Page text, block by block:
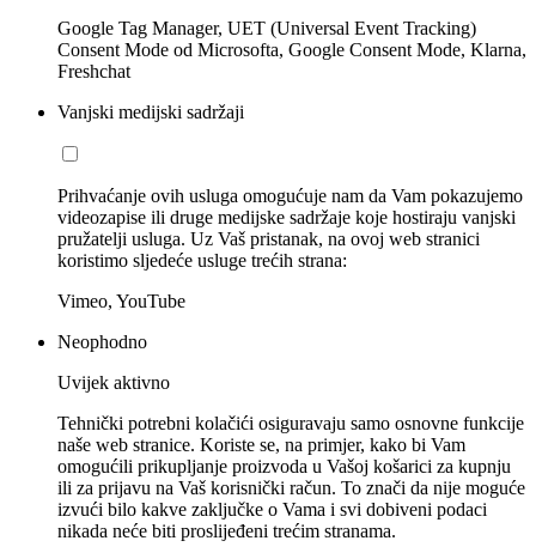
Google Tag Manager, UET (Universal Event Tracking)
Consent Mode od Microsofta, Google Consent Mode, Klarna,
Freshchat
Vanjski medijski sadržaji
Prihvaćanje ovih usluga omogućuje nam da Vam pokazujemo
videozapise ili druge medijske sadržaje koje hostiraju vanjski
pružatelji usluga. Uz Vaš pristanak, na ovoj web stranici
koristimo sljedeće usluge trećih strana:
Vimeo, YouTube
Neophodno
Uvijek aktivno
Tehnički potrebni kolačići osiguravaju samo osnovne funkcije
naše web stranice. Koriste se, na primjer, kako bi Vam
omogućili prikupljanje proizvoda u Vašoj košarici za kupnju
ili za prijavu na Vaš korisnički račun. To znači da nije moguće
izvući bilo kakve zaključke o Vama i svi dobiveni podaci
nikada neće biti proslijeđeni trećim stranama.